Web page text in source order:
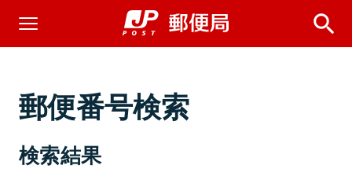
郵便番号検索
検索結果